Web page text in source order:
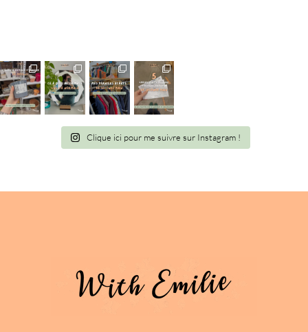
Clique ici pour me suivre sur Instagram !